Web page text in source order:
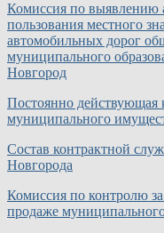
Комиссия по выявлению
пользования местного
автомобильных дорог
муниципального
Новгород
Постоянно действующая
муниципального
Состав контрактной
Новгорода
Комиссия по контролю
продаже